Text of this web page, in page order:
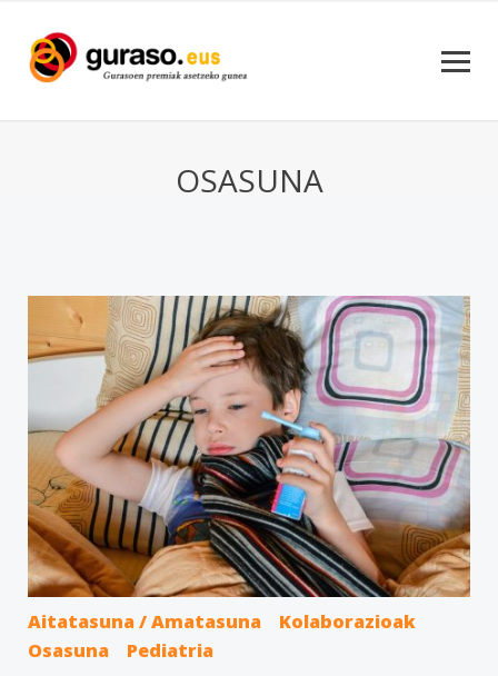
OSASUNA
Aitatasuna / Amatasuna
Kolaborazioak
Osasuna
Pediatria